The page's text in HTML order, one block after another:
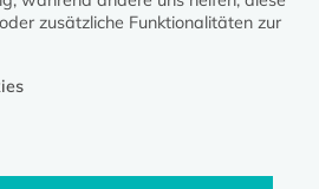
zusätzliche Funktionalitäten zur